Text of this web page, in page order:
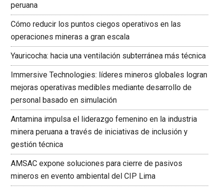
peruana
Cómo reducir los puntos ciegos operativos en las
operaciones mineras a gran escala
Yauricocha: hacia una ventilación subterránea más técnica
Immersive Technologies: líderes mineros globales logran
mejoras operativas medibles mediante desarrollo de
personal basado en simulación
Antamina impulsa el liderazgo femenino en la industria
minera peruana a través de iniciativas de inclusión y
gestión técnica
AMSAC expone soluciones para cierre de pasivos
mineros en evento ambiental del CIP Lima